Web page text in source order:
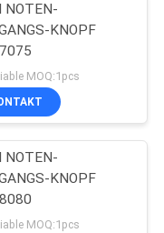
NOTEN-
KNOPF
MOQ:1pcs
NOTEN-
KNOPF
MOQ:1pcs